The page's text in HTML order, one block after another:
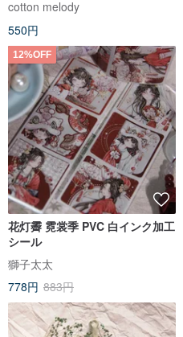
オリジナル人物ステッカー
cotton melody
550円
12%OFF
花灯霽 霓裳季 PVC 白インク加工
シール
獅子太太
778円 883円